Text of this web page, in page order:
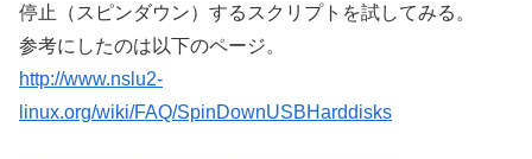
停止（スピンダウン）するスクリプトを試してみる。
参考にしたのは以下のページ。
http://www.nslu2-
linux.org/wiki/FAQ/SpinDownUSBHarddisks